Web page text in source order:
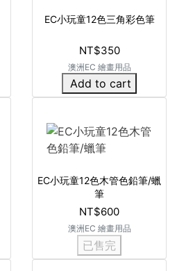
EC小玩童12色三角彩色筆
NT$350
澳洲EC 繪畫用品
Add to cart
EC小玩童12色木管色鉛筆/蠟
筆
NT$600
澳洲EC 繪畫用品
已售完